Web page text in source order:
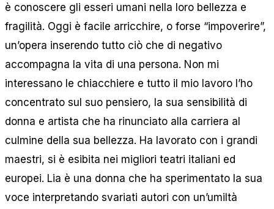
è conoscere gli esseri umani nella loro bellezza e
fragilità. Oggi è facile arricchire, o forse “impoverire”,
un’opera inserendo tutto ciò che di negativo
accompagna la vita di una persona. Non mi
interessano le chiacchiere e tutto il mio lavoro l’ho
concentrato sul suo pensiero, la sua sensibilità di
donna e artista che ha rinunciato alla carriera al
culmine della sua bellezza. Ha lavorato con i grandi
maestri, si è esibita nei migliori teatri italiani ed
europei. Lia è una donna che ha sperimentato la sua
voce interpretando svariati autori con un’umiltà